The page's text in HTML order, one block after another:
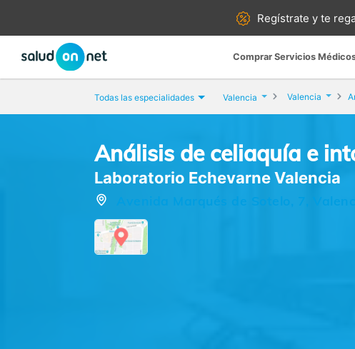
Regístrate yte
Comprar Servicios
Todas las especialidades Valencia Valencia
Análisis de celiaquía e
Laboratorio Echevarne Valencia
Avenida Marqués de Sotelo, 7,